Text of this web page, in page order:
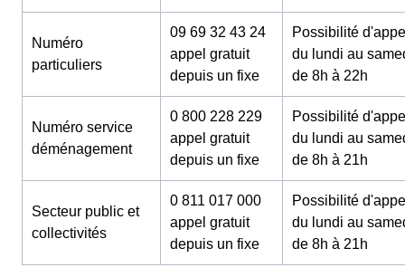
Numéro
particuliers
09 69 32 43 24
appel gratuit
depuis un fixe
Possibilité
du lundi au
de 8h à 22h
Numéro service
déménagement
0 800 228 229
appel gratuit
depuis un fixe
Possibilité
du lundi au
de 8h à 21h
Secteur public et
collectivités
0 811 017 000
appel gratuit
depuis un fixe
Possibilité
du lundi au
de 8h à 21h